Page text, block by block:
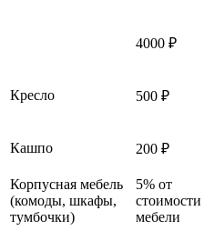
4000 ₽
Кресло 500 ₽
Кашпо 200 ₽
Корпусная мебель
(комоды, шкафы,
тумбочки)
5% от
стоимости
мебели